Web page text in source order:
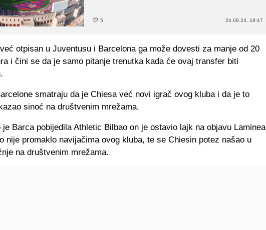
5 24.08.24. 19:47
otpisan u Juventusu i Barcelona ga može dovesti za manje od 20
i čini se da je samo pitanje trenutka kada će ovaj transfer biti
smatraju da je Chiesa već novi igrač ovog kluba i da je to
sinoć na društvenim mrežama.
je Barca pobijedila Athletic Bilbao on je ostavio lajk na objavu Laminea
nije promaklo navijačima ovog kluba, te se Chiesin potez našao u
na društvenim mrežama.